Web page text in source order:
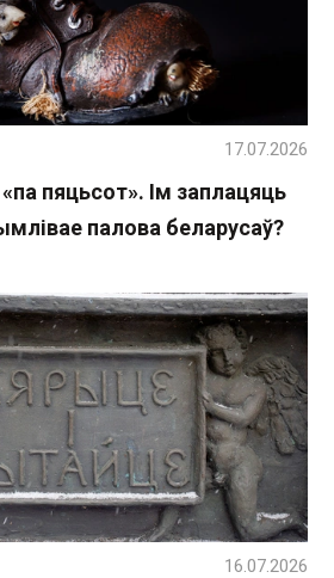
пяцьсот». Ім заплацяць
палова беларусаў?
17.07.2026
16.07.2026